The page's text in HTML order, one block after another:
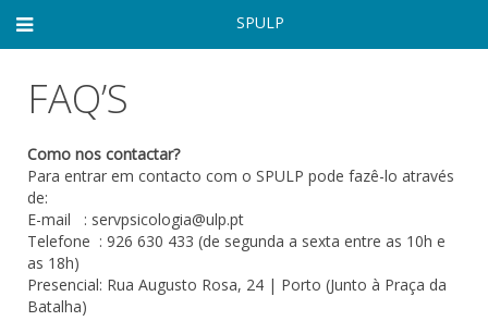
SPULP
FAQ’S
Como nos contactar?
Para entrar em contacto com o SPULP pode fazê-lo através
de:
E-mail : servpsicologia@ulp.pt
Telefone : 926 630 433 (de segunda a sexta entre as 10h e
as 18h)
Presencial: Rua Augusto Rosa, 24 | Porto (Junto à Praça da
Batalha)